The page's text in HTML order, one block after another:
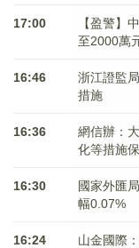
17:00
【盈警】
至2000萬
16:46
浙江證監
措施
16:36
網信辦：
化等措施
16:30
國家外匯
幅0.07%
16:24 山金國際